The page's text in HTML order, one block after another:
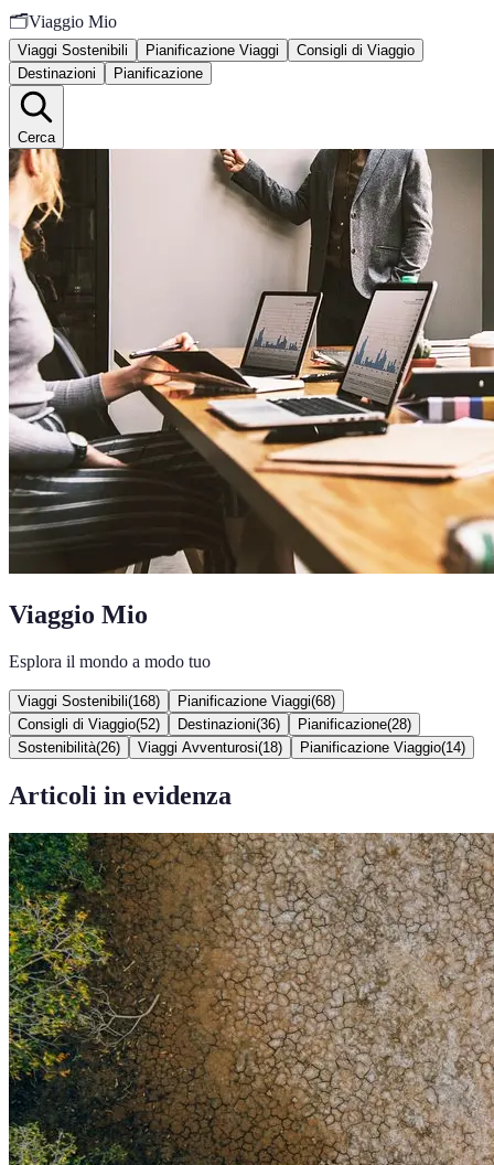
🗂️Viaggio Mio
Viaggi Sostenibili Pianificazione Viaggi
Consigli di Viaggio
Destinazioni
Pianificazione
Cerca
Viaggio Mio
Esplora il mondo a modo tuo
Viaggi Sostenibili(168) Pianificazione Viaggi(68)
Consigli di Viaggio(52) Destinazioni(36) Pianificazione(28)
Sostenibilità(26) Viaggi Avventurosi(18) Pianificazione Viaggio(14)
Articoli in evidenza